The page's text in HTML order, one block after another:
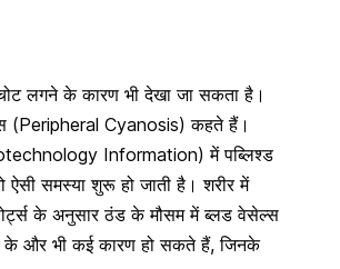
लगने के कारण भी देखा जा सकता है।
(Peripheral Cyanosis) कहते हैं।
Information) में पब्लिश्ड
ऐसी समस्या शुरू हो जाती है। शरीर में
के अनुसार ठंड के मौसम में ब्लड वेसेल्स
के और भी कई कारण हो सकते हैं, जिनके